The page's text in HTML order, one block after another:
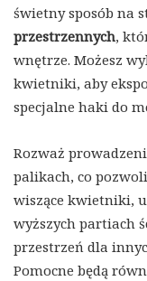
świetny sposób na
przestrzennych,
wnętrze. Możesz
kwietniki, aby
specjalne haki do
Rozważ
palikach, co
wiszące kwietniki,
wyższych partiach
przestrzeń dla
Pomocne będą